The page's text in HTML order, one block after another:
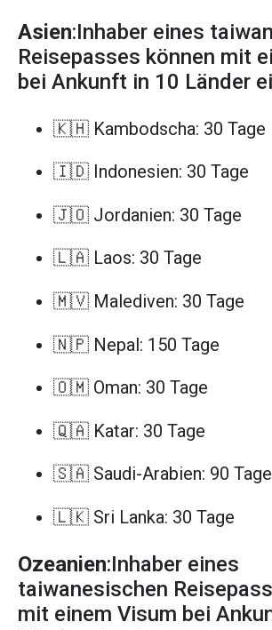
Asien:Inhaber eines
Reisepasses können mit
bei Ankunft in 10 Länder
🇰🇭 Kambodscha: 30 Tage
🇮🇩 Indonesien: 30 Tage
🇯🇴 Jordanien: 30 Tage
🇱🇦 Laos: 30 Tage
🇲🇻 Malediven: 30 Tage
🇳🇵 Nepal: 150 Tage
🇴🇲 Oman: 30 Tage
🇶🇦 Katar: 30 Tage
🇸🇦 Saudi-Arabien: 90 Tage
🇱🇰 Sri Lanka: 30 Tage
Ozeanien:Inhaber eines
taiwanesischen
mit einem Visum bei